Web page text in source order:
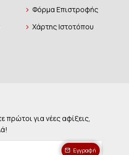
Φόρμα Επιστροφής
Χάρτης Ιστοτόπου
πρώτοι για νέες αφίξεις,
Εγγραφή